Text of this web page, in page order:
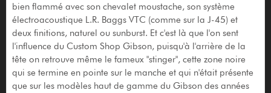
bien flammé avec son chevalet moustache, son système
électroacoustique L.R. Baggs VTC (comme sur la J-45) et
deux finitions, naturel ou sunburst. Et c'est là que l'on sent
l'influence du Custom Shop Gibson, puisqu'à l'arrière de la
tête on retrouve même le fameux "stinger", cette zone noire
qui se termine en pointe sur le manche et qui n'était présente
que sur les modèles haut de gamme du Gibson des années